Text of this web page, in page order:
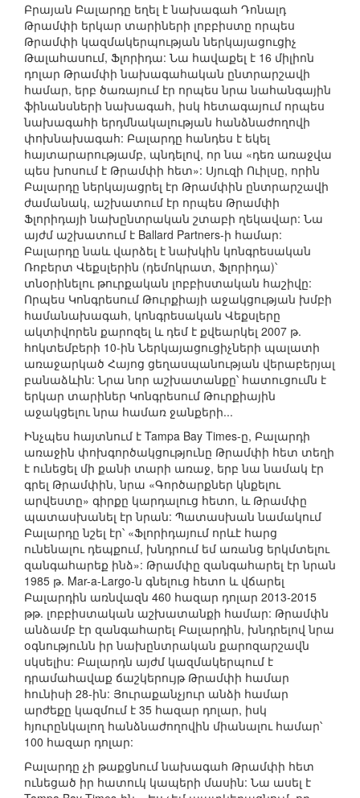
Բրայան Բալարդը եղել է նախագահ Դոնալդ
Թրամփի երկար տարիների լոբբիստը որպես
Թրամփի կազմակերպության ներկայացուցիչ
Թալահասում, Ֆլորիդա: Նա հավաքել է 16 միլիոն
դոլար Թրամփի նախագահական ընտրարշավի
համար, երբ ծառայում էր որպես նրա նահանգային
ֆինանսների նախագահ, իսկ հետագայում որպես
նախագահի երդմնակալության հանձնաժողովի
փոխնախագահ: Բալարդը հանդես է եկել
հայտարարությամբ, պնդելով, որ նա «դեռ առաջվա
պես խոսում է Թրամփի հետ»: Սյուզի Ուիլսը, որին
Բալարդը ներկայացրել էր Թրամփին ընտրարշավի
ժամանակ, աշխատում էր որպես Թրամփի
Ֆլորիդայի նախընտրական շտաբի ղեկավար: Նա
այժմ աշխատում է Ballard Partners-ի համար:
Բալարդը նաև վարձել է նախկին կոնգրեսական
Ռոբերտ Վեքսլերին (դեմոկրատ, Ֆլորիդա)՝
տնօրինելու թուրքական լոբբիստական հաշիվը:
Որպես Կոնգրեսում Թուրքիայի աջակցության խմբի
համանախագահ, կոնգրեսական Վեքսլերը
ակտիվորեն քարոզել և դեմ է քվեարկել 2007 թ.
հոկտեմբերի 10-ին Ներկայացուցիչների պալատի
առաջարկած Հայոց ցեղասպանության վերաբերյալ
բանաձևին: Նրա նոր աշխատանքը՝ հատուցումն է
երկար տարիներ Կոնգրեսում Թուրքիային
աջակցելու նրա համառ ջանքերի...
Ինչպես հայտնում է Tampa Bay Times-ը, Բալարդի
առաջին փոխգործակցությունը Թրամփի հետ տեղի
է ունեցել մի քանի տարի առաջ, երբ նա նամակ էր
գրել Թրամփին, նրա «Գործարքներ կնքելու
արվեստը» գիրքը կարդալուց հետո, և Թրամփը
պատասխանել էր նրան: Պատասխան նամակում
Բալարդը նշել էր՝ «Ֆլորիդայում որևէ հարց
ունենալու դեպքում, խնդրում եմ առանց երկմտելու
զանգահարեք ինձ»: Թրամփը զանգահարել էր նրան
1985 թ. Mar-a-Largo-ն գնելուց հետո և վճարել
Բալարդին առնվազն 460 հազար դոլար 2013-2015
թթ. լոբբիստական աշխատանքի համար: Թրամփն
անձամբ էր զանգահարել Բալարդին, խնդրելով նրա
օգնությունն իր նախընտրական քարոզարշավն
սկսելիս: Բալարդն այժմ կազմակերպում է
դրամահավաք ճաշկերույթ Թրամփի համար
հունիսի 28-ին: Յուրաքանչյուր անձի համար
արժեքը կազմում է 35 հազար դոլար, իսկ
հյուրընկալող հանձնաժողովին միանալու համար՝
100 հազար դոլար:
Բալարդը չի թաքցնում նախագահ Թրամփի հետ
ունեցած իր հատուկ կապերի մասին: Նա ասել է